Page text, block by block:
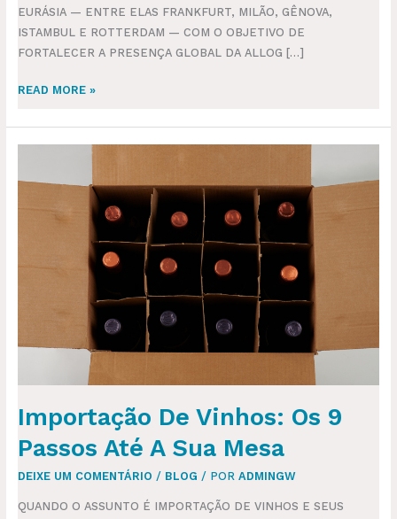
EURÁSIA — ENTRE ELAS FRANKFURT, MILÃO, GÊNOVA,
ISTAMBUL E ROTTERDAM — COM O OBJETIVO DE
FORTALECER A PRESENÇA GLOBAL DA ALLOG […]
READ MORE »
Importação De Vinhos: Os 9
Passos Até A Sua Mesa
DEIXE UM COMENTÁRIO / BLOG / POR ADMINGW
QUANDO O ASSUNTO É IMPORTAÇÃO DE VINHOS E SEUS
IMPORTAÇÃO